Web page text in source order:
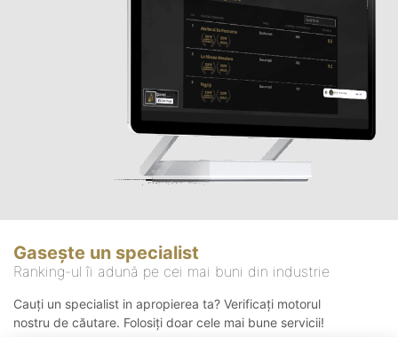
Gasește un specialist
Ranking-ul îi adună pe cei mai buni din industrie
Cauți un specialist in apropierea ta? Verificați motorul
nostru de căutare. Folosiți doar cele mai bune servicii!